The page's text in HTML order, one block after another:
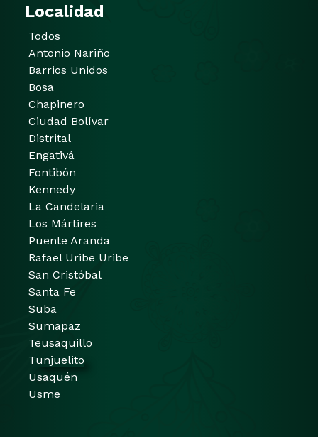
Localidad
Todos
Antonio Nariño
Barrios Unidos
Bosa
Chapinero
Ciudad Bolívar
Distrital
Engativá
Fontibón
Kennedy
La Candelaria
Los Mártires
Puente Aranda
Rafael Uribe Uribe
San Cristóbal
Santa Fe
Suba
Sumapaz
Teusaquillo
Tunjuelito
Usaquén
Usme